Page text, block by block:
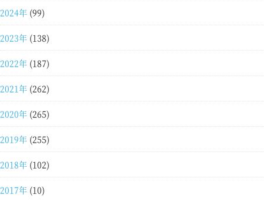
2024年 (99)
2023年 (138)
2022年 (187)
2021年 (262)
2020年 (265)
2019年 (255)
2018年 (102)
2017年 (10)